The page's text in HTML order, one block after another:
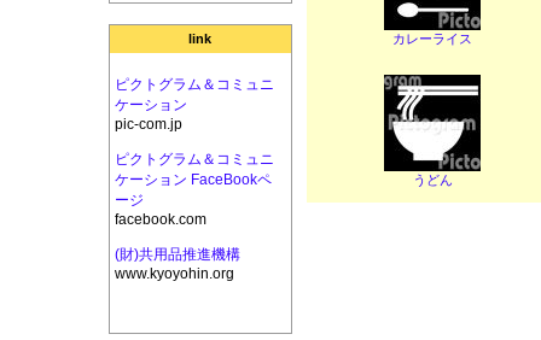
link
ピクトグラム＆コミュニ
ケーション
pic-com.jp
ピクトグラム＆コミュニ
ケーション FaceBookペ
ージ
facebook.com
(財)共用品推進機構
www.kyoyohin.org
カレーライス
うどん